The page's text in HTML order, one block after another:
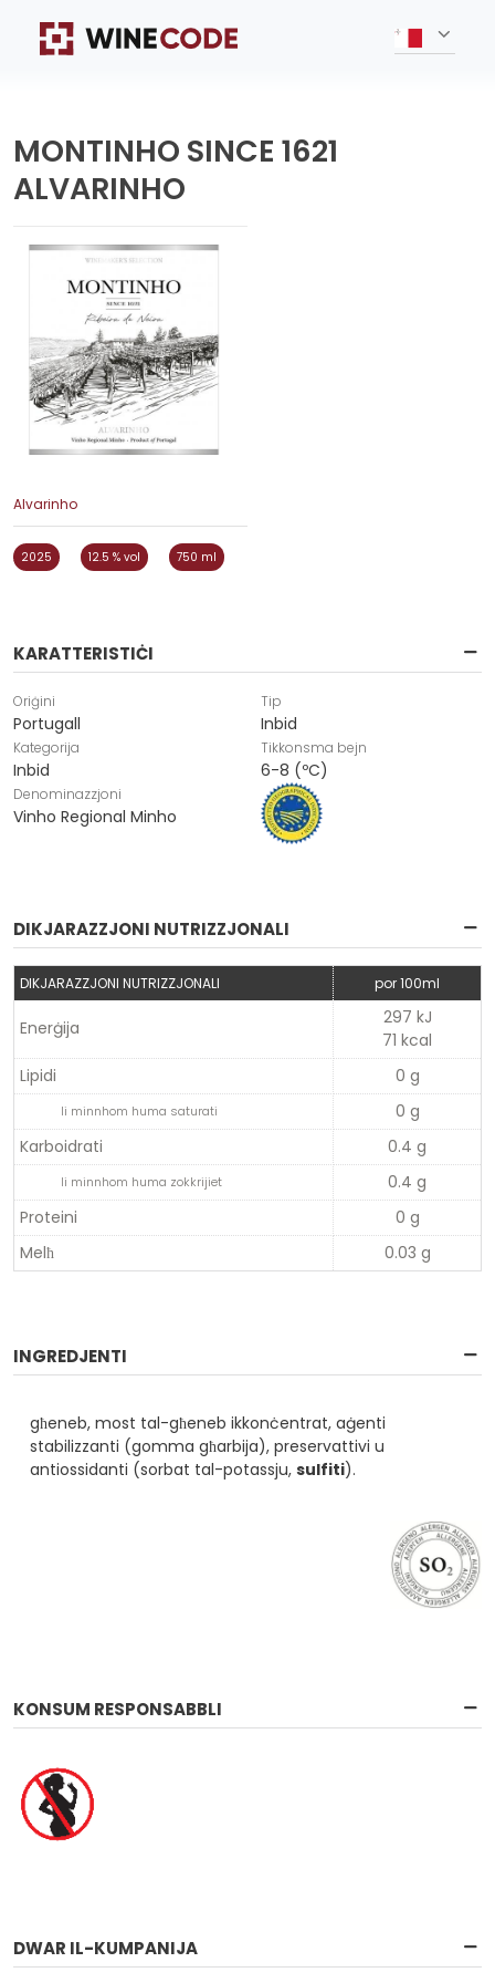
MONTINHO SINCE 1621
ALVARINHO
Alvarinho
2025 12.5 % vol 750 ml
KARATTERISTIĊI
Oriġini
Portugall
Tip
Inbid
Kategorija
Inbid
Tikkonsma bejn
6-8 (ºC)
Denominazzjoni
Vinho Regional Minho
DIKJARAZZJONI NUTRIZZJONALI
DIKJARAZZJONI NUTRIZZJONALI por 100ml
Enerġija
297 kJ
71 kcal
Lipidi
0 g
li minnhom huma saturati
0 g
Karboidrati
0.4 g
li minnhom huma zokkrijiet
0.4 g
Proteini
0 g
Melħ
0.03 g
INGREDJENTI
għeneb, most tal-għeneb ikkonċentrat, aġenti
stabilizzanti (gomma għarbija), preservattivi u
antiossidanti (sorbat tal-potassju, sulfiti).
KONSUM RESPONSABBLI
DWAR IL-KUMPANIJA